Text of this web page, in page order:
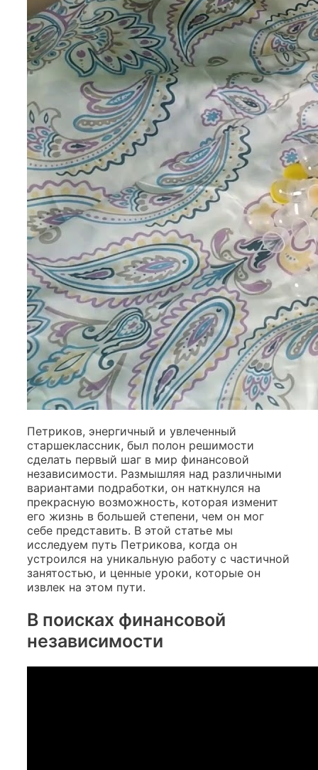
Петриков, энергичный и увлеченный
старшеклассник, был полон решимости
сделать первый шаг в мир финансовой
независимости. Размышляя над различными
вариантами подработки, он наткнулся на
прекрасную возможность, которая изменит
его жизнь в большей степени, чем он мог
себе представить. В этой статье мы
исследуем путь Петрикова, когда он
устроился на уникальную работу с частичной
занятостью, и ценные уроки, которые он
извлек на этом пути.
В поисках финансовой
независимости